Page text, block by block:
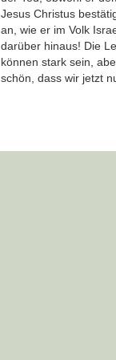
Jesus Christus
an, wie er im Volk
darüber hinaus! Die
können stark sein,
schön, dass wir jetzt